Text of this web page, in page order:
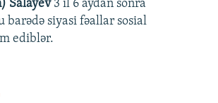
Salayev 3 il 6 aydan sonra
barədə siyasi fəallar sosial
ediblər.